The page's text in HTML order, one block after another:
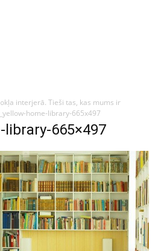
interjerā. Tieši tas, kas mums ir
home-library-665x497
library-665×497